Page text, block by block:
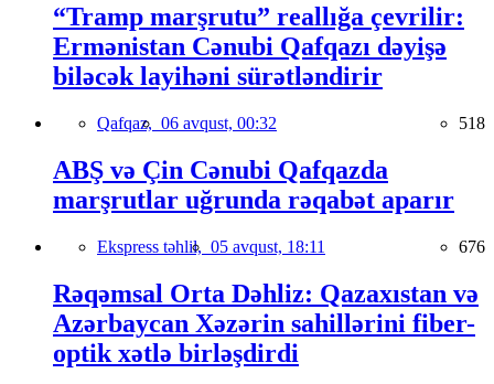
“Tramp marşrutu” reallığa çevrilir:
Ermənistan Cənubi Qafqazı dəyişə
biləcək layihəni sürətləndirir
Qafqaz, 06 avqust, 00:32 518
ABŞ və Çin Cənubi Qafqazda
marşrutlar uğrunda rəqabət aparır
Ekspress təhlil, 05 avqust, 18:11 676
Rəqəmsal Orta Dəhliz: Qazaxıstan və
Azərbaycan Xəzərin sahillərini fiber-
optik xətlə birləşdirdi